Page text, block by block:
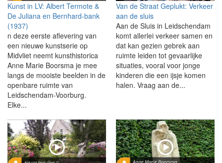
Kunst in LV: Albert Termote &
De Juliana en Bernhard-bank
(1937)
n deze eerste aflevering van
een nieuwe kunstserie op
Midvliet neemt kunsthistorica
Anne Marie Boorsma je mee
langs de mooiste beelden in de
openbare ruimte van
Leidschendam-Voorburg.
Elke...
Van de Straat Geplukt: Verkeer
aan de sluis
Aan de Sluis in Leidschendam
komt allerlei verkeer samen en
dat kan gezien gebrek aan
ruimte leiden tot gevaarlijke
situaties, vooral voor jonge
kinderen die een ijsje komen
halen. Vraag aan de...